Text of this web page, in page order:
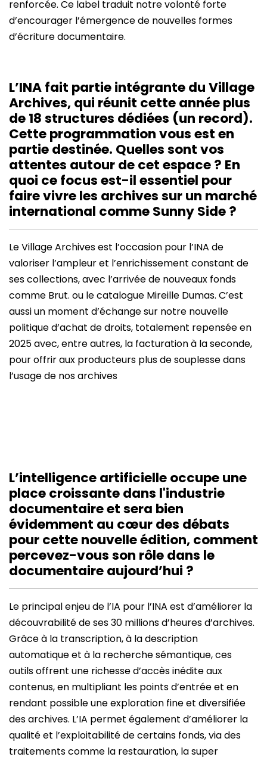
renforcée. Ce label traduit notre volonté forte
d’encourager l’émergence de nouvelles formes
d’écriture documentaire.
L’INA fait partie intégrante du Village
Archives, qui réunit cette année plus
de 18 structures dédiées (un record).
Cette programmation vous est en
partie destinée. Quelles sont vos
attentes autour de cet espace ? En
quoi ce focus est-il essentiel pour
faire vivre les archives sur un marché
international comme Sunny Side ?
Le Village Archives est l’occasion pour l’INA de
valoriser l’ampleur et l’enrichissement constant de
ses collections, avec l’arrivée de nouveaux fonds
comme Brut. ou le catalogue Mireille Dumas. C’est
aussi un moment d’échange sur notre nouvelle
politique d’achat de droits, totalement repensée en
2025 avec, entre autres, la facturation à la seconde,
pour offrir aux producteurs plus de souplesse dans
l’usage de nos archives
L’intelligence artificielle occupe une
place croissante dans l'industrie
documentaire et sera bien
évidemment au cœur des débats
pour cette nouvelle édition, comment
percevez-vous son rôle dans le
documentaire aujourd’hui ?
Le principal enjeu de l’IA pour l’INA est d’améliorer la
découvrabilité de ses 30 millions d’heures d’archives.
Grâce à la transcription, à la description
automatique et à la recherche sémantique, ces
outils offrent une richesse d’accès inédite aux
contenus, en multipliant les points d’entrée et en
rendant possible une exploration fine et diversifiée
des archives. L’IA permet également d’améliorer la
qualité et l’exploitabilité de certains fonds, via des
traitements comme la restauration, la super